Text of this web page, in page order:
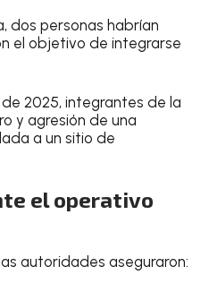
dos personas habrían
el objetivo de integrarse
2025, integrantes de la
y agresión de una
a un sitio de
el operativo
autoridades aseguraron: